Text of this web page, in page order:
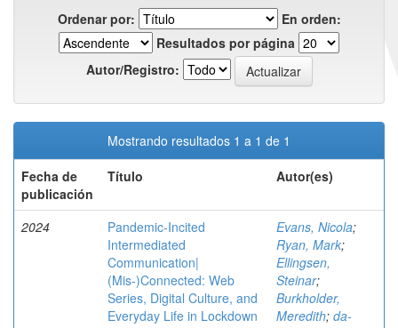
Ordenar por:
En orden:
Resultados por página
Autor/Registro:
Mostrando resultados 1 a 1 de 1
Fecha de
publicación
Título Autor(es)
2024
Pandemic-Incited
Intermediated
Communication|
(Mis-)Connected: Web
Series, Digital Culture, and
Everyday Life in Lockdown
Evans, Nicola;
Ryan, Mark;
Ellingsen,
Steinar;
Burkholder,
Meredith; da-